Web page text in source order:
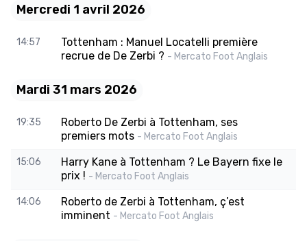
Mercredi 1 avril 2026
14:57
Tottenham : Manuel Locatelli première
recrue de De Zerbi ? - Mercato Foot Anglais
Mardi 31 mars 2026
19:35
Roberto De Zerbi à Tottenham, ses
premiers mots - Mercato Foot Anglais
15:06
Harry Kane à Tottenham ? Le Bayern fixe le
prix ! - Mercato Foot Anglais
14:06
Roberto de Zerbi à Tottenham, ç’est
imminent - Mercato Foot Anglais